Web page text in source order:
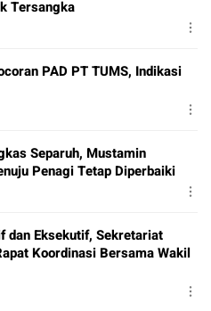
Tersangka
PAD PT TUMS, Indikasi
Separuh, Mustamin
Penagi Tetap Diperbaiki
dan Eksekutif, Sekretariat
Koordinasi Bersama Wakil